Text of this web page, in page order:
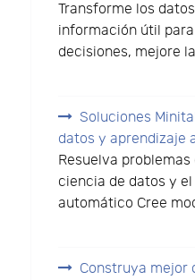
Transforme los
información útil
decisiones, mejore
Soluciones
datos y aprendizaje
Resuelva
ciencia de datos y
automático Cree
Construya mejor